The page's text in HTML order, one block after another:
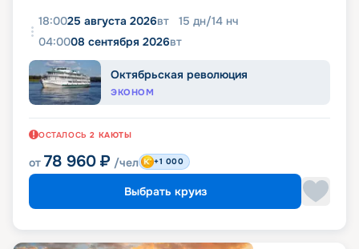
18:0025 августа 2026вт 15 дн/14 нч
04:0008 сентября 2026вт
Октябрьская революция
ЭКОНОМ
ОСТАЛОСЬ 2 КАЮТЫ
от 78 960 ₽ /чел +1 000
Выбрать круиз